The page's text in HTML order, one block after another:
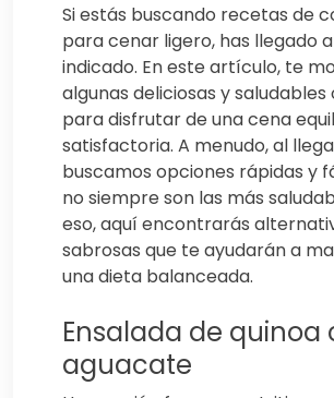
Si estás buscando recetas de
para cenar ligero, has llegado
indicado. En este artículo, te
algunas deliciosas y saludables
para disfrutar de una cena
satisfactoria. A menudo, al
buscamos opciones rápidas y
no siempre son las más
eso, aquí encontrarás
sabrosas que te ayudarán a
una dieta balanceada.
Ensalada de quinoa
aguacate